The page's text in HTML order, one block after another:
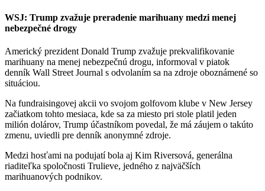
WSJ: Trump zvažuje preradenie marihuany medzi menej
nebezpečné drogy
Americký prezident Donald Trump zvažuje prekvalifikovanie
marihuany na menej nebezpečnú drogu, informoval v piatok
denník Wall Street Journal s odvolaním sa na zdroje oboznámené so
situáciou.
Na fundraisingovej akcii vo svojom golfovom klube v New Jersey
začiatkom tohto mesiaca, kde sa za miesto pri stole platil jeden
milión dolárov, Trump účastníkom povedal, že má záujem o takúto
zmenu, uviedli pre denník anonymné zdroje.
Medzi hosťami na podujatí bola aj Kim Riversová, generálna
riaditeľka spoločnosti Trulieve, jedného z najväčších
marihuanových podnikov.